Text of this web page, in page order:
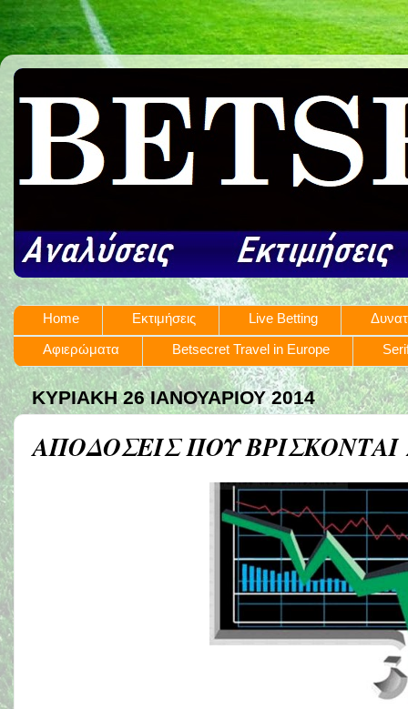
Home Εκτιμήσεις Live Betting
Αφιερώματα
Betsecret Travel in Europe
ΚΥΡΙΑΚΉ 26 ΙΑΝΟΥΑΡΊΟΥ 2014
ΑΠΟΔΟΣΕΙΣ ΠΟΥ